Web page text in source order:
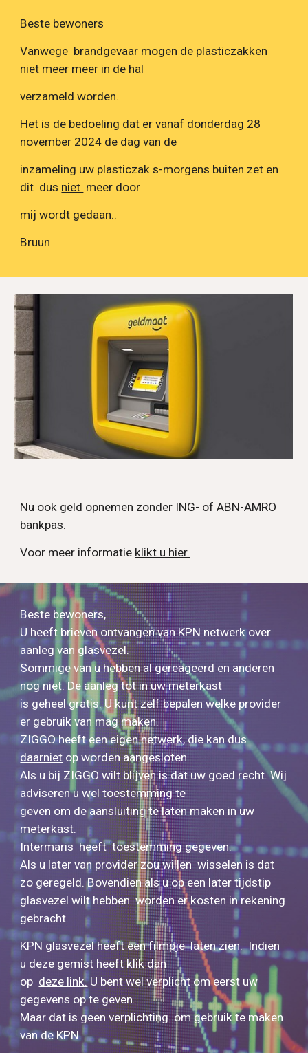
Beste bewoners
Vanwege brandgevaar mogen de plasticzakken
niet meer meer in de hal
verzameld worden.
Het is de bedoeling dat er vanaf donderdag 28
november 2024 de dag van de
inzameling uw plasticzak s-morgens buiten zet en
dit dus niet meer door
mij wordt gedaan..
Bruun
Nu ook geld opnemen zonder ING- of ABN-AMRO
bankpas.
Voor meer informatie klikt u hier.
Beste bewoners,
U heeft brieven ontvangen van KPN netwerk over
aanleg van glasvezel.
Sommige van u hebben al gereageerd en anderen
nog niet. De aanleg tot in uw meterkast
is geheel gratis. U kunt zelf bepalen welke provider
er gebruik van mag maken.
ZIGGO heeft een eigen netwerk, die kan dus
daarniet op worden aangesloten.
Als u bij ZIGGO wilt blijven is dat uw goed recht. Wij
adviseren u wel toestemming te
geven om de aansluiting te laten maken in uw
meterkast.
Intermaris heeft toestemming gegeven.
Als u later van provider zou willen wisselen is dat
zo geregeld. Bovendien als u op een later tijdstip
glasvezel wilt hebben worden er kosten in rekening
gebracht.
KPN glasvezel heeft een filmpje laten zien. Indien
u deze gemist heeft klik dan
op deze link.U bent wel verplicht om eerst uw
gegevens op te geven.
Maar dat is geen verplichting om gebruik te maken
van de KPN.